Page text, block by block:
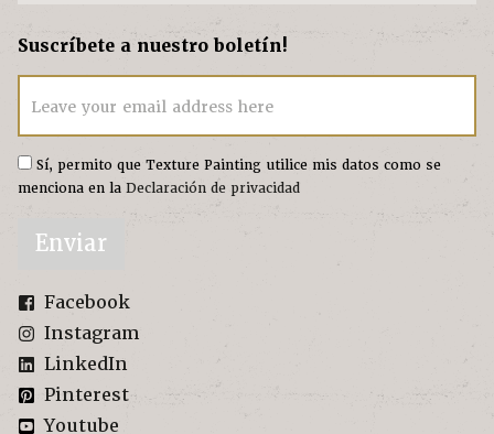
Suscríbete a nuestro boletín!
Leave your email address here
Sí, permito que Texture Painting utilice mis datos como se
menciona en la Declaración de privacidad
Enviar
Facebook
Instagram
LinkedIn
Pinterest
Youtube